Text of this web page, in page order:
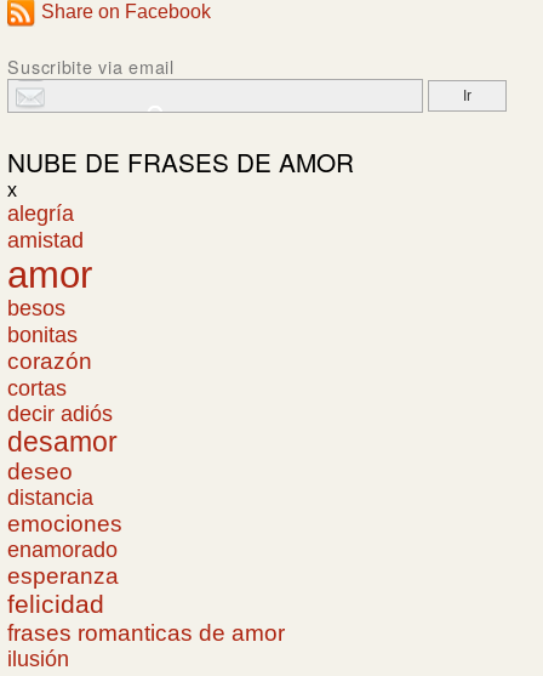
Share on Facebook
Suscribite via email
NUBE DE FRASES DE AMOR
x
alegría
amistad
amor
besos
bonitas
corazón
cortas
decir adiós
desamor
deseo
distancia
emociones
enamorado
esperanza
felicidad
frases romanticas de amor
ilusión